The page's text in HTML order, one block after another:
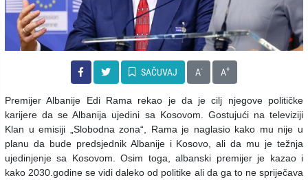
SAČUVAJ A- A+
Premijer Albanije Edi Rama rekao je da je cilj njegove političke
karijere da se Albanija ujedini sa Kosovom. Gostujući na televiziji
Klan u emisiji „Slobodna zona“, Rama je naglasio kako mu nije u
planu da bude predsjednik Albanije i Kosovo, ali da mu je težnja
ujedinjenje sa Kosovom. Osim toga, albanski premijer je kazao i
kako 2030.godine se vidi daleko od politike ali da ga to ne spriječava